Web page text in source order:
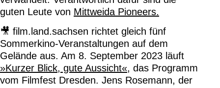
guten Leute von Mittweida Pioneers.
🎥 film.land.sachsen richtet gleich fünf
Sommerkino-Veranstaltungen auf dem
Gelände aus. Am 8. September 2023 läuft
»Kurzer Blick, gute Aussicht«, das Programm
vom Filmfest Dresden. Jens Rosemann, der